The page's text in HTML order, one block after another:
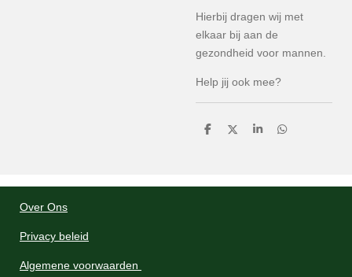
Hierbij dragen wij met
elkaar bij aan de
gezondheid voor mannen.
Help jij ook mee?
D
D
S
D
Over Ons
Privacy beleid
Algemene voorwaarden